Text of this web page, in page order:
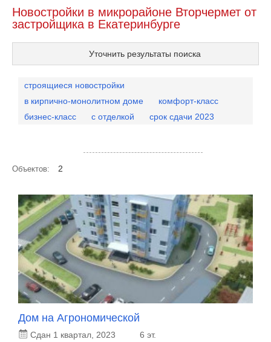
Новостройки в микрорайоне Вторчермет от
застройщика в Екатеринбурге
Уточнить результаты поиска
строящиеся новостройки
в кирпично-монолитном доме
комфорт-класс
бизнес-класс
с отделкой срок сдачи 2023
Объектов: 2
Дом на Агрономической
Сдан 1 квартал, 2023 6 эт.